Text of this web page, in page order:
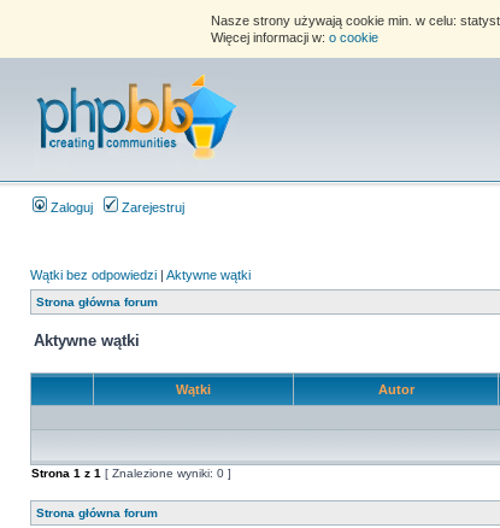
Nasze strony używają cookie min. w celu:
Więcej informacji w: o cookie
Zaloguj Zarejestruj
Wątki bez odpowiedzi | Aktywne wątki
Strona główna forum
Aktywne wątki
Wątki Autor
Strona 1 z 1 [ Znalezione wyniki: 0 ]
Strona główna forum